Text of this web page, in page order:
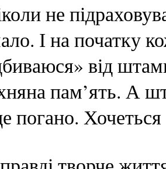
не
І на початку
від
пам’ять. А
погано. Хочеться